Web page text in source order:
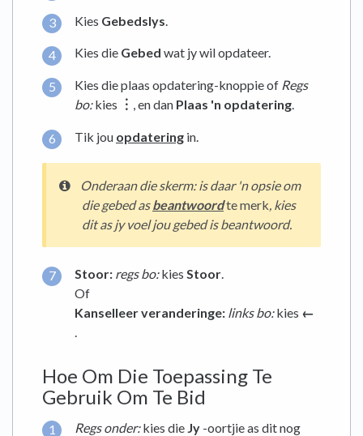
Kies Gebedslys
Kies die Gebed wat jy wil opdateer.
Kies die plaas opdatering-knoppie of Regs
bo:kies ︙ , en dan Plaas 'n opdatering.
Tik jou opdatering in.
Onderaan die skerm: is daar 'n opsie om
die gebed as beantwoordte merk, kies
dit as jy voel jou gebed is beantwoord.
Stoor: regs bo:kies Stoor.
Of
Kanselleer veranderinge: links bo:kies ←
.
Hoe Om Die Toepassing Te
Gebruik Om Te Bid
Regs onder:kies die Jy -oortjie as dit nog